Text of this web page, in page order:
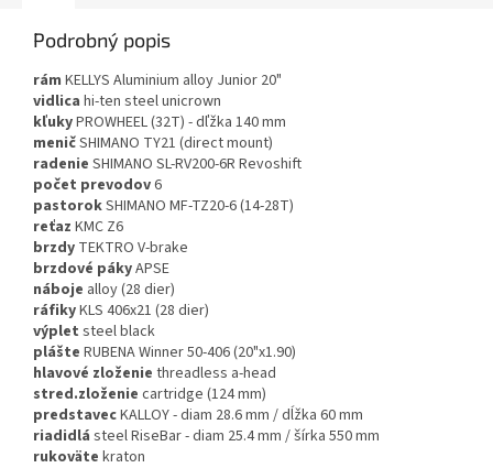
Podrobný popis
rám KELLYS Aluminium alloy Junior 20"
vidlica hi-ten steel unicrown
kľukyPROWHEEL (32T) - dľžka 140 mm
meničSHIMANO TY21 (direct mount)
radenie SHIMANO SL-RV200-6R Revoshift
počet prevodov6
pastorokSHIMANO MF-TZ20-6 (14-28T)
reťaz KMC Z6
brzdy TEKTRO V-brake
brzdové pákyAPSE
náboje alloy (28 dier)
ráfikyKLS 406x21 (28 dier)
výplet steel black
plášte RUBENA Winner 50-406 (20"x1.90)
hlavové zloženie threadless a-head
stred.zloženie cartridge (124 mm)
predstavecKALLOY - diam 28.6 mm / dĺžka 60 mm
riadidlá steel RiseBar - diam 25.4 mm / šírka 550 mm
rukoväte kraton